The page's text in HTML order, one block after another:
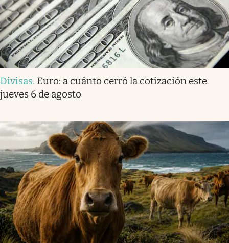
Divisas. Euro: a cuánto cerró la cotización este
jueves 6 de agosto